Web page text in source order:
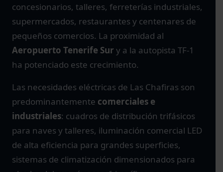
concesionarios, talleres, ferreterías industriales,
supermercados, restaurantes y centenares de
pequeños comercios. La proximidad al
Aeropuerto Tenerife Sur y a la autopista TF-1
ha potenciado este crecimiento.
Las necesidades eléctricas de Las Chafiras son
predominantemente comerciales e
industriales: cuadros de distribución trifásicos
para naves y talleres, iluminación comercial LED
de alta eficiencia para grandes superficies,
sistemas de climatización dimensionados para